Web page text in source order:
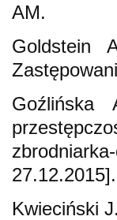
AM.
Goldstein
Goźlińska
27.12.2015].
Kwieciński